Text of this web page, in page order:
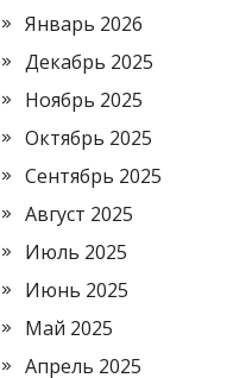
Январь 2026
Декабрь 2025
Ноябрь 2025
Октябрь 2025
Сентябрь 2025
Август 2025
Июль 2025
Июнь 2025
Май 2025
Апрель 2025